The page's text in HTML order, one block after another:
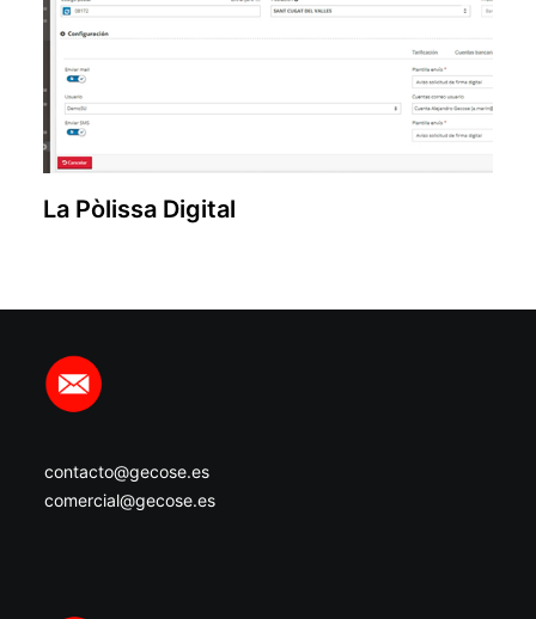
La Pòlissa Digital
contacto@gecose.es
comercial@gecose.es